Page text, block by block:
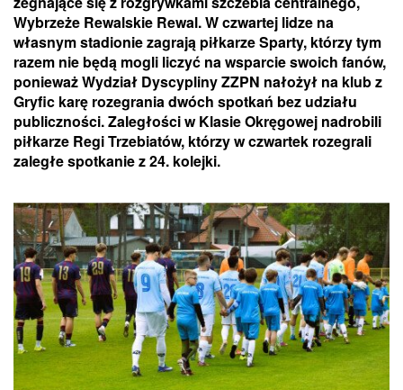
Wybrzeże Rewalskie Rewal. W czwartej lidze na
własnym stadionie zagrają piłkarze Sparty, którzy tym
razem nie będą mogli liczyć na wsparcie swoich fanów,
ponieważ Wydział Dyscypliny ZZPN nałożył na klub z
Gryfic karę rozegrania dwóch spotkań bez udziału
publiczności. Zaległości w Klasie Okręgowej nadrobili
piłkarze Regi Trzebiatów, którzy w czwartek rozegrali
zaległe spotkanie z 24. kolejki.